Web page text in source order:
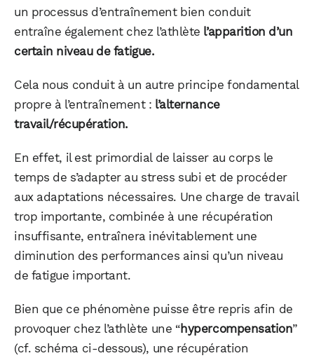
un processus d’entraînement bien conduit
entraîne également chez l’athlète l’apparition d’un
certain niveau de fatigue.
Cela nous conduit à un autre principe fondamental
propre à l’entraînement : l’alternance
travail/récupération.
En effet, il est primordial de laisser au corps le
temps de s’adapter au stress subi et de procéder
aux adaptations nécessaires. Une charge de travail
trop importante, combinée à une récupération
insuffisante, entraînera inévitablement une
diminution des performances ainsi qu’un niveau
de fatigue important.
Bien que ce phénomène puisse être repris afin de
provoquer chez l’athlète une “hypercompensation”
(cf. schéma ci-dessous), une récupération